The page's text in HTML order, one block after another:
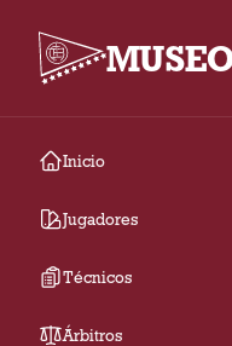
Inicio
Jugadores
Técnicos
Árbitros